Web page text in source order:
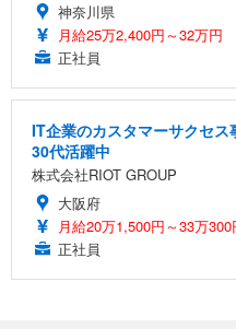
神奈川県
月給25万2,400円～32万円
正社員
IT企業のカスタマーサクセ
30代活躍中
株式会社RIOT GROUP
大阪府
月給20万1,500円～33万300
正社員